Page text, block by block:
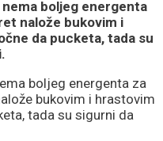
boljeg energenta
nalože bukovim i
da pucketa, tada su
boljeg energenta za
bukovim i hrastovim
tada su sigurni da